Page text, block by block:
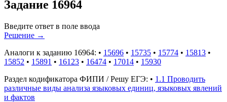
Задание 16964
Введите ответ в поле ввода
Решение →
Аналоги к заданию 16964: • 15696 • 15735 • 15774 • 15813 •
15852 • 15891 • 16123 • 16474 • 17014 • 15930
Раздел кодификатора ФИПИ / Решу ЕГЭ: • 1.1 Проводить
различные виды анализа языковых единиц, языковых явлений
и фактов